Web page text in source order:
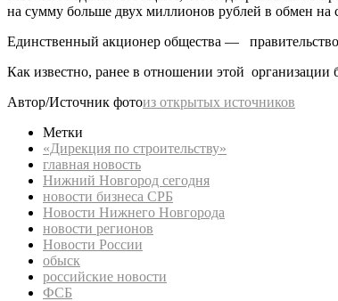
на сумму больше двух миллионов рублей в обмен
Единственный акционер общества —
Как известно, ранее в отношении этой
Автор/Источник фотоиз открытых источников
Метки
«Дирекция по строительству»
главная новость
Нижний Новгород сегодня
новости бизнеса СРБ
Новости Нижнего Новгорода
новости регионов
Новости России
обыск
российские новости
ФСБ